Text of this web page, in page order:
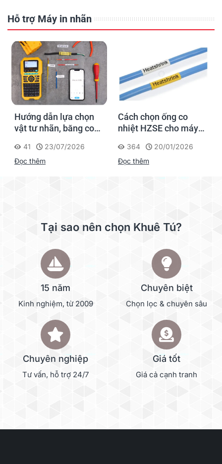
Hỗ trợ Máy in nhãn
Hướng dẫn lựa chọn
vật tư nhãn, băng co
Supvan G15M Pro
41
23/07/2026
Đọc thêm
Cách chọn ống co
nhiệt HZSE cho máy in
364
20/01/2026
Đọc thêm
Tại sao nên chọn Khuê Tú?
15 năm
Kinh nghiệm, từ 2009
Chuyên biệt
Chọn lọc & chuyên sâu
Chuyên nghiệp
Tư vấn, hỗ trợ 24/7
Giá tốt
Giá cả cạnh tranh